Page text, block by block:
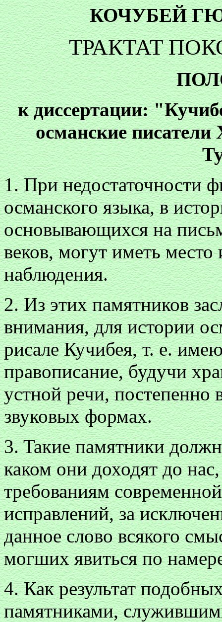
КОЧУБЕЙ
ТРАКТАТ
к диссертации:
османские
1. При недостаточности
османского языка, в
основывающихся на
веков, могут иметь место
наблюдения.
2. Из этих памятников
внимания, для истории
рисале Кучибея, т. е.
правописание, будучи
устной речи,
звуковых формах.
3. Taкие памятники
каком они доходят до
требованиям
исправлений, за
данное слово всякого
могших явиться по
4. Как результат
памятниками,